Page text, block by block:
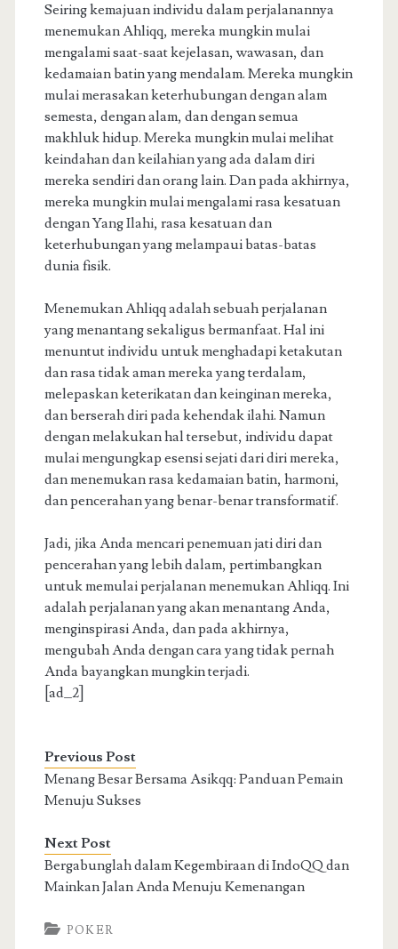
Seiring kemajuan individu dalam perjalanannya
menemukan Ahliqq, mereka mungkin mulai
mengalami saat-saat kejelasan, wawasan, dan
kedamaian batin yang mendalam. Mereka mungkin
mulai merasakan keterhubungan dengan alam
semesta, dengan alam, dan dengan semua
makhluk hidup. Mereka mungkin mulai melihat
keindahan dan keilahian yang ada dalam diri
mereka sendiri dan orang lain. Dan pada akhirnya,
mereka mungkin mulai mengalami rasa kesatuan
dengan Yang Ilahi, rasa kesatuan dan
keterhubungan yang melampaui batas-batas
dunia fisik.
Menemukan Ahliqq adalah sebuah perjalanan
yang menantang sekaligus bermanfaat. Hal ini
menuntut individu untuk menghadapi ketakutan
dan rasa tidak aman mereka yang terdalam,
melepaskan keterikatan dan keinginan mereka,
dan berserah diri pada kehendak ilahi. Namun
dengan melakukan hal tersebut, individu dapat
mulai mengungkap esensi sejati dari diri mereka,
dan menemukan rasa kedamaian batin, harmoni,
dan pencerahan yang benar-benar transformatif.
Jadi, jika Anda mencari penemuan jati diri dan
pencerahan yang lebih dalam, pertimbangkan
untuk memulai perjalanan menemukan Ahliqq. Ini
adalah perjalanan yang akan menantang Anda,
menginspirasi Anda, dan pada akhirnya,
mengubah Anda dengan cara yang tidak pernah
Anda bayangkan mungkin terjadi.
[ad_2]
Previous Post
Menang Besar Bersama Asikqq: Panduan Pemain
Menuju Sukses
Next Post
Bergabunglah dalam Kegembiraan di IndoQQ dan
Mainkan Jalan Anda Menuju Kemenangan
POKER